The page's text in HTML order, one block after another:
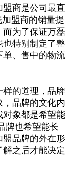
盟商是公司最直
盟商的销量提
而为了保证万磊
也特别制定了整
单、售中的物流
样的道理，品牌
，品牌的文化内
对象都是希望能
牌也希望能长
盟品牌的外在形
之后才能决定